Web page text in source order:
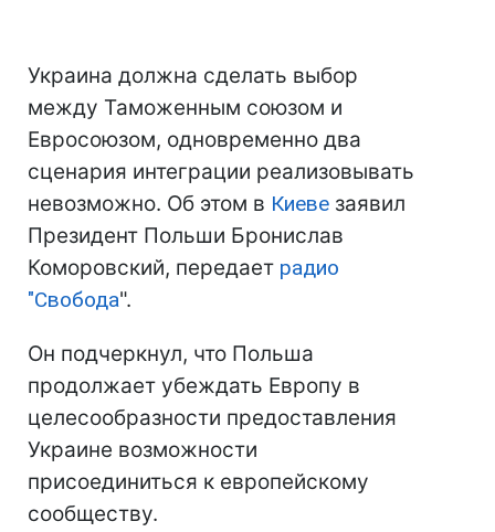
Украина должна сделать выбор
между Таможенным союзом и
Евросоюзом, одновременно два
сценария интеграции реализовывать
невозможно. Об этом в Киеве заявил
Президент Польши Бронислав
Коморовский, передает радио
"Свобода".
Он подчеркнул, что Польша
продолжает убеждать Европу в
целесообразности предоставления
Украине возможности
присоединиться к европейскому
сообществу.